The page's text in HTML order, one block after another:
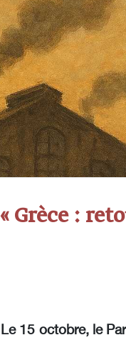
« Grèce :
Le 15 octobre, le